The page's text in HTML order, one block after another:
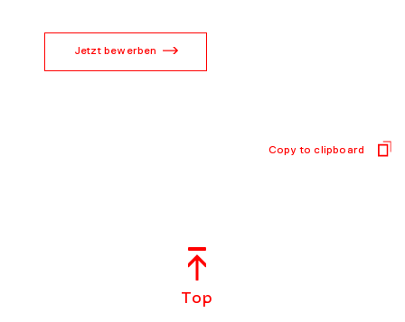
Jetzt bewerben
Copy to clipboard
Top